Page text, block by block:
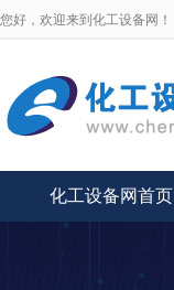
您好，欢迎来到化工设备网！
化工设备网首页